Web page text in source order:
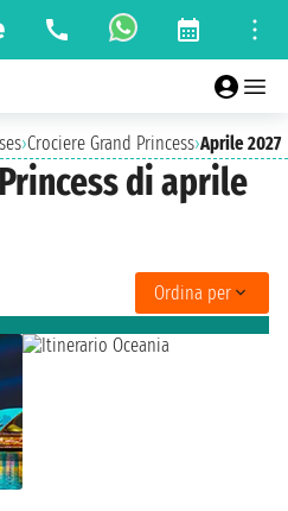
›Crociere Grand Princess›Aprile 2027
di aprile
Ordina per